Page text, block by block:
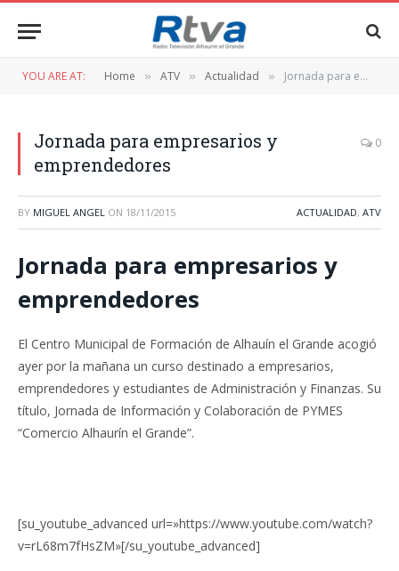
YOU ARE AT: Home » ATV » Actualidad » Jornada para empresarios y emprendedores
Jornada para empresarios y
emprendedores
0
BY MIGUEL ANGEL ON 18/11/2015 ACTUALIDAD, ATV
Jornada para empresarios y
emprendedores
El Centro Municipal de Formación de Alhauín el Grande acogió
ayer por la mañana un curso destinado a empresarios,
emprendedores y estudiantes de Administración y Finanzas. Su
título, Jornada de Información y Colaboración de PYMES
“Comercio Alhaurín el Grande”.
[su_youtube_advanced url=»https://www.youtube.com/watch?
v=rL68m7fHsZM»[/su_youtube_advanced]